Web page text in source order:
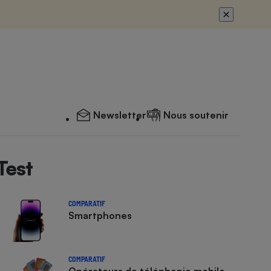
Newsletter Nous soutenir
COMPARATIF
Smartphones
COMPARATIF